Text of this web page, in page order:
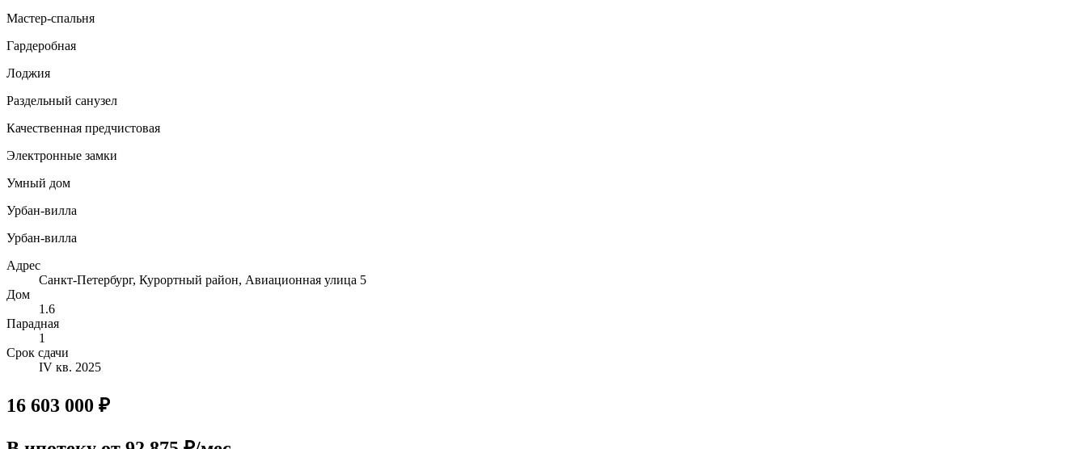
Мастер-спальня
Гардеробная
Лоджия
Раздельный санузел
Качественная предчистовая
Электронные замки
Умный дом
Урбан-вилла
Урбан-вилла
Адрес
Санкт-Петербург, Курортный район, Авиационная улица 5
Дом
1.6
Парадная
1
Срок сдачи
IV кв. 2025
16 603 000 ₽